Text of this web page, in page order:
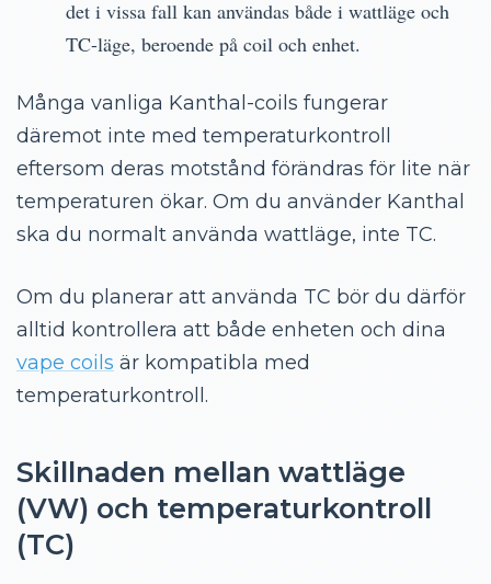
det i vissa fall kan användas både i wattläge och
TC-läge, beroende på coil och enhet.
Många vanliga Kanthal-coils fungerar
däremot inte med temperaturkontroll
eftersom deras motstånd förändras för lite när
temperaturen ökar. Om du använder Kanthal
ska du normalt använda wattläge, inte TC.
Om du planerar att använda TC bör du därför
alltid kontrollera att både enheten och dina
vape coils är kompatibla med
temperaturkontroll.
Skillnaden mellan wattläge
(VW) och temperaturkontroll
(TC)